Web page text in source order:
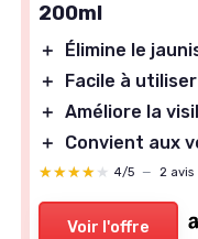
200ml
＋ Élimine le
＋
Facile à utiliser
＋ Améliore la
＋
Convient aux
★★★★★
★★★★★ 4/5 — 2 avis
Voir l'offre